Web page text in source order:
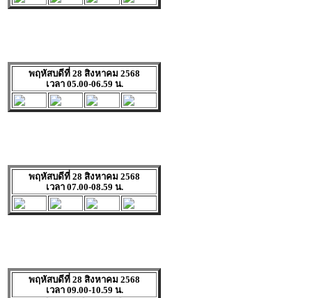
พฤหัสบดีที่ 28 สิงหาคม 2568
เวลา 05.00-06.59 น.
พฤหัสบดีที่ 28 สิงหาคม 2568
เวลา 07.00-08.59 น.
พฤหัสบดีที่ 28 สิงหาคม 2568
เวลา 09.00-10.59 น.